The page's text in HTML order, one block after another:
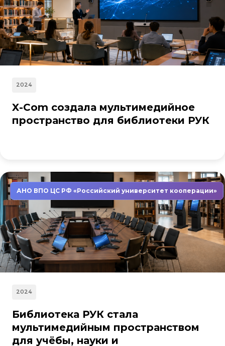
2024
X-Com создала мультимедийное
пространство для библиотеки РУК
АНО ВПО ЦС РФ «Российский университет кооперации»
2024
Библиотека РУК стала
мультимедийным пространством
для учёбы, науки и